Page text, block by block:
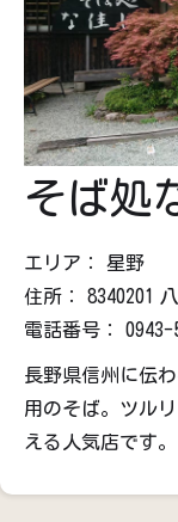
そば処
エリア：
星野
住所：
8340201
電話番号：
0943-
長野県信州に伝
用のそば。ツル
える人気店です。